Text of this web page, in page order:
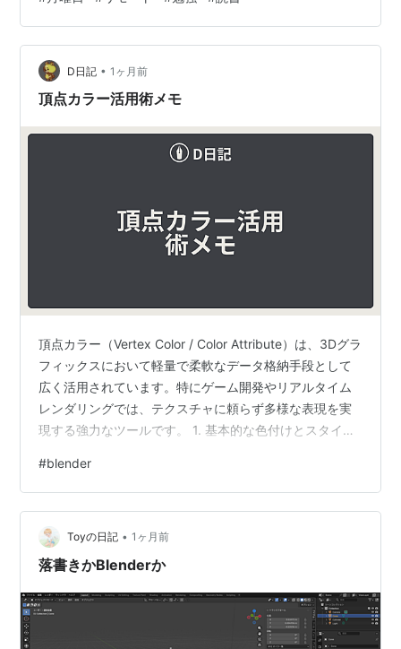
を作れるソフトなんですが、色々と勉強しているだけで
も楽しいです。 思うがままに作れたらもっと楽しいので
しょうね。 Blenderってエヴァンゲリオンの映画にも使
われているそうです。 それくらいの技術力があれば個人
事業としてやっていけそうな気もします。 だからとにか
D日記 • 1ヶ月前
頂点カラー活用術メモ
頂点カラー（Vertex Color / Color Attribute）は、3Dグラ
フィックスにおいて軽量で柔軟なデータ格納手段として
広く活用されています。特にゲーム開発やリアルタイム
レンダリングでは、テクスチャに頼らず多様な表現を実
現する強力なツールです。 1. 基本的な色付けとスタイラ
タ格納 4. パフォーマンス最適化 5. 特殊効果とビジュア
ル表現 6. ワークフロー支援 1. 基本的な色付けとスタイラ
イズ テクスチャを使用せずにモデル全体に色を塗布（低
ポリ・スタイライズドアート、プロトタイピング、モバ
イル最適化）。 既存テク…
#blender
Toyの日記 • 1ヶ月前
落書きかBlenderか